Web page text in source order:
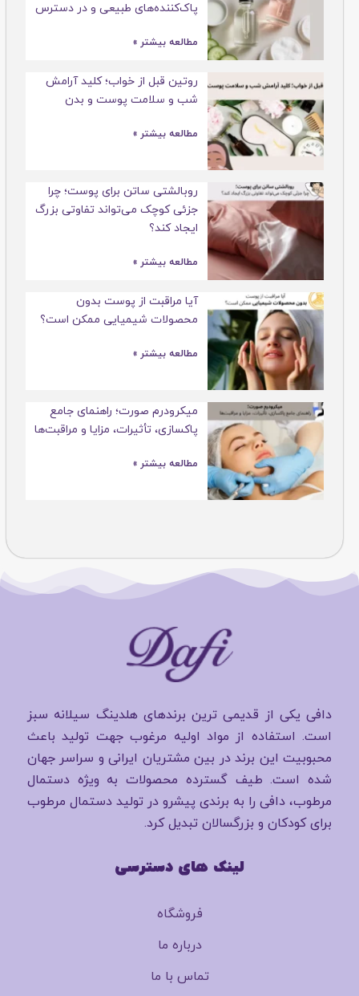
پاک‌کننده‌های طبیعی و در دسترس
مطالعه بیشتر »
روتین قبل از خواب؛ کلید آرامش
شب و سلامت پوست و بدن
مطالعه بیشتر »
روبالشتی ساتن برای پوست؛ چرا
جزئی کوچک می‌تواند تفاوتی بزرگ
ایجاد کند؟
مطالعه بیشتر »
آیا مراقبت از پوست بدون
محصولات شیمیایی ممکن است؟
مطالعه بیشتر »
میکرودرم صورت؛ راهنمای جامع
پاکسازی، تأثیرات، مزایا و مراقبت‌ها
مطالعه بیشتر »
دافی یکی از قدیمی ترین برندهای هلدینگ سیلانه سبز
است. استفاده از مواد اولیه مرغوب جهت تولید باعث
محبوبیت این برند در بین مشتریان ایرانی و سراسر جهان
شده است. طیف گسترده محصولات به ویژه دستمال
مرطوب، دافی را به برندی پیشرو در تولید دستمال مرطوب
برای کودکان و بزرگسالان تبدیل کرد.
لینک های دسترسی
فروشگاه
درباره ما
تماس با ما